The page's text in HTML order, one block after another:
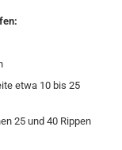
etwa 10 bis 25
25 und 40 Rippen